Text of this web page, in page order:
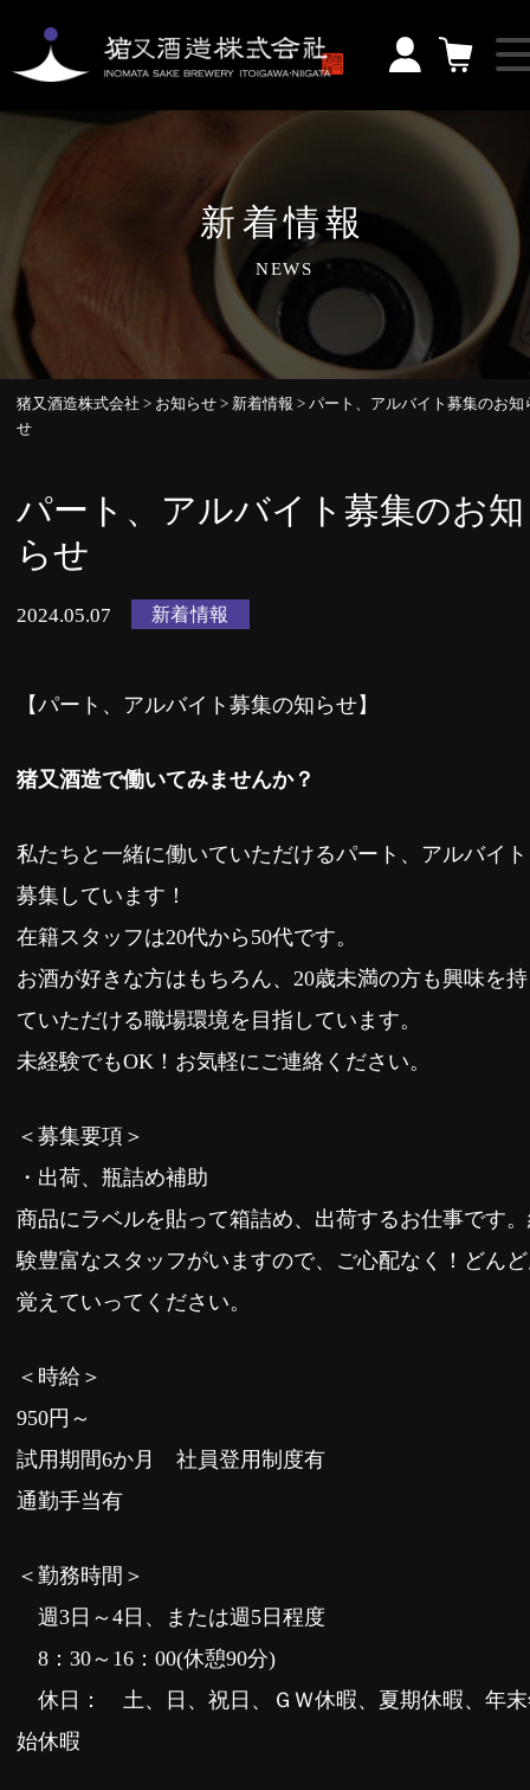
新着情報
NEWS
猪又酒造株式会社 > お知らせ > 新着情報 >パート、アルバイト募集のお知
せ
パート、アルバイト募集のお知
らせ
2024.05.07 新着情報
【パート、アルバイト募集の知らせ】
猪又酒造で働いてみませんか？
私たちと一緒に働いていただけるパート、アルバイ
募集しています！
在籍スタッフは20代から50代です。
お酒が好きな方はもちろん、20歳未満の方も興味を
ていただける職場環境を目指しています。
未経験でもOK！お気軽にご連絡ください。
＜募集要項＞
・出荷、瓶詰め補助
商品にラベルを貼って箱詰め、出荷するお仕事です
験豊富なスタッフがいますので、ご心配なく！どん
覚えていってください。
＜時給＞
950円～
試用期間6か月 社員登用制度有
通勤手当有
＜勤務時間＞
週3日～4日、または週5日程度
8：30～16：00(休憩90分)
休日： 土、日、祝日、ＧＷ休暇、夏期休暇、年
始休暇